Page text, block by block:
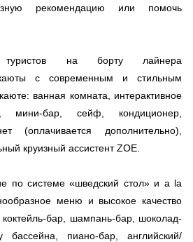
рекомендацию или помочь
на борту лайнера
с современным и стильным
ванная комната, интерактивное
бар, сейф, кондиционер,
(оплачивается дополнительно),
круизный ассистент ZOE.
по системе «шведский стол» и a la
меню и высокое качество
бар, шампань-бар, шоколад-
пиано-бар, английский/